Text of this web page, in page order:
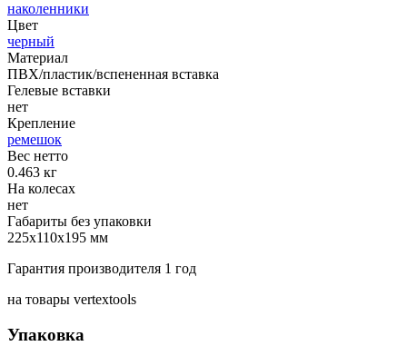
наколенники
Цвет
черный
Материал
ПВХ/пластик/вспененная вставка
Гелевые вставки
нет
Крепление
ремешок
Вес нетто
0.463 кг
На колесах
нет
Габариты без упаковки
225x110x195 мм
Гарантия производителя 1 год
на товары vertextools
Упаковка